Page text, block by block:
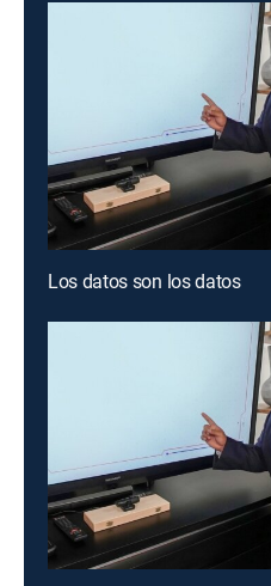
Los datos son los datos